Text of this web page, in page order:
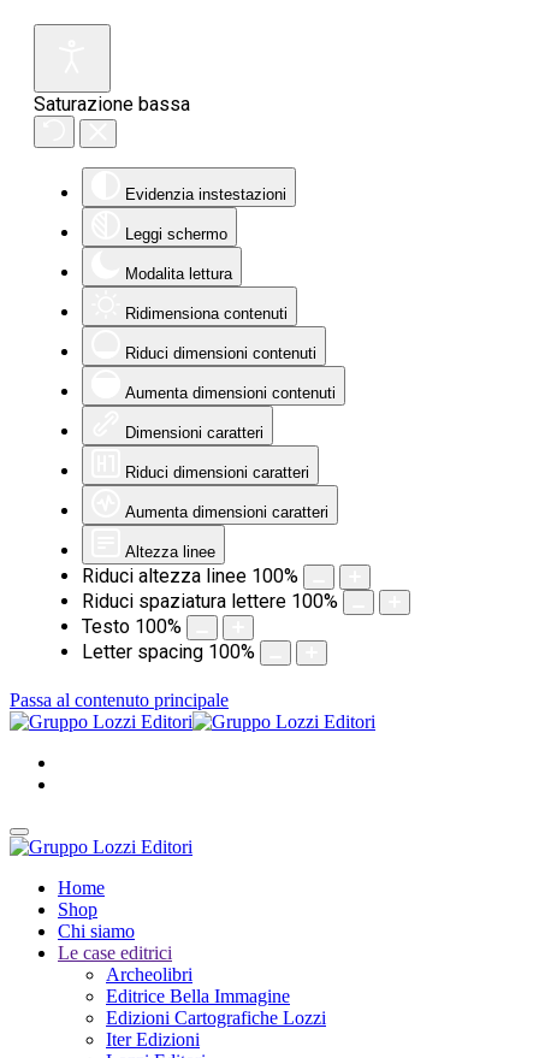
Saturazione bassa
Evidenzia instestazioni
Leggi schermo
Modalita lettura
Ridimensiona contenuti
Riduci dimensioni contenuti
Aumenta dimensioni contenuti
Dimensioni caratteri
Riduci dimensioni caratteri
Aumenta dimensioni caratteri
Altezza linee
Riduci altezza linee 100%
Riduci spaziatura lettere 100%
Testo 100%
Letter spacing 100%
Passa al contenuto principale
Home
Shop
Chi siamo
Le case editrici
Archeolibri
Editrice Bella Immagine
Edizioni Cartografiche Lozzi
Iter Edizioni